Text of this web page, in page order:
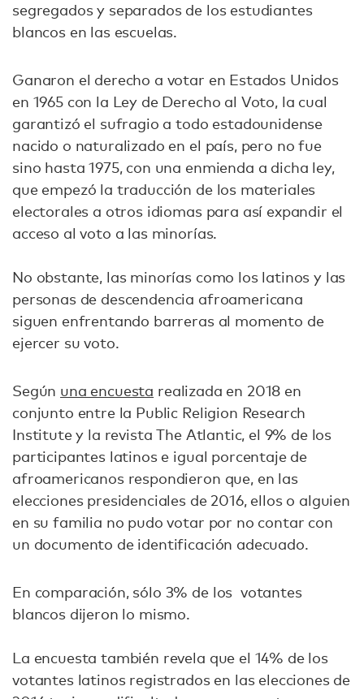
segregados y separados de los estudiantes
blancos en las escuelas.
Ganaron el derecho a votar en Estados Unidos
en 1965 con la Ley de Derecho al Voto, la cual
garantizó el sufragio a todo estadounidense
nacido o naturalizado en el país, pero no fue
sino hasta 1975, con una enmienda a dicha ley,
que empezó la traducción de los materiales
electorales a otros idiomas para así expandir el
acceso al voto a las minorías.
No obstante, las minorías como los latinos y las
personas de descendencia afroamericana
siguen enfrentando barreras al momento de
ejercer su voto.
Según una encuesta realizada en 2018 en
conjunto entre la Public Religion Research
Institute y la revista The Atlantic, el 9% de los
participantes latinos e igual porcentaje de
afroamericanos respondieron que, en las
elecciones presidenciales de 2016, ellos o alguien
en su familia no pudo votar por no contar con
un documento de identificación adecuado.
En comparación, sólo 3% de los votantes
blancos dijeron lo mismo.
La encuesta también revela que el 14% de los
votantes latinos registrados en las elecciones de